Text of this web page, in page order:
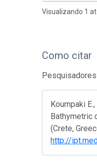
Visualizando 1
Como citar
Koumpaki
Bathymetric
(Crete,
http://